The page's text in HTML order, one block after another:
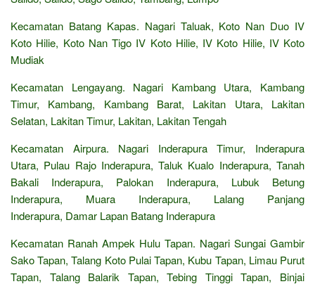
Kecamatan Batang Kapas. Nagari Taluak, Koto Nan Duo IV
Koto Hilie, Koto Nan Tigo IV Koto Hilie, IV Koto Hilie, IV Koto
Mudiak
Kecamatan Lengayang. Nagari Kambang Utara, Kambang
Timur, Kambang, Kambang Barat, Lakitan Utara, Lakitan
Selatan, Lakitan Timur, Lakitan, Lakitan Tengah
Kecamatan Airpura. Nagari Inderapura Timur, Inderapura
Utara, Pulau Rajo Inderapura, Taluk Kualo Inderapura, Tanah
Bakali Inderapura, Palokan Inderapura, Lubuk Betung
Inderapura, Muara Inderapura, Lalang Panjang
Inderapura, Damar Lapan Batang Inderapura
Kecamatan Ranah Ampek Hulu Tapan. Nagari Sungai Gambir
Sako Tapan, Talang Koto Pulai Tapan, Kubu Tapan, Limau Purut
Tapan, Talang Balarik Tapan, Tebing Tinggi Tapan, Binjai